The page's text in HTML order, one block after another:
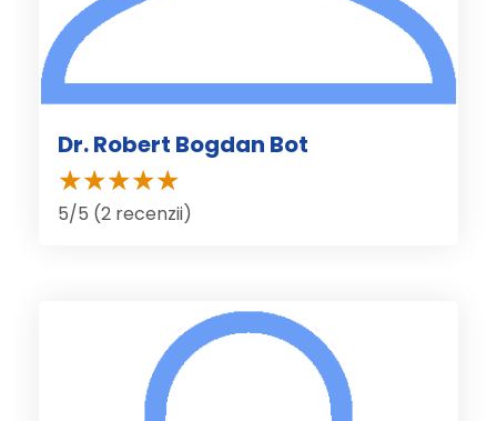
Dr. Robert Bogdan Bot
5/5 (2 recenzii)